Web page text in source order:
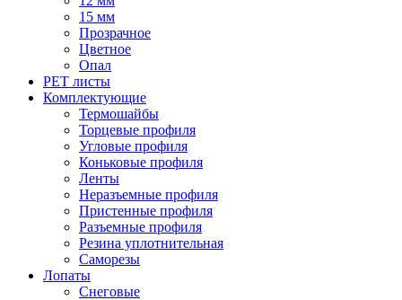
15 мм
Прозрачное
Цветное
Опал
PET листы
Комплектующие
Термошайбы
Торцевые профиля
Угловые профиля
Коньковые профиля
Ленты
Неразъемные профиля
Пристенные профиля
Разъемные профиля
Резина уплотнительная
Саморезы
Лопаты
Снеговые